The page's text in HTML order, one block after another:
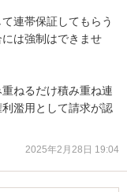
連帯保証してもらう
は強制はできませ
ねるだけ積み重ね連
濫用として請求が認
2025年2月28日 19:04